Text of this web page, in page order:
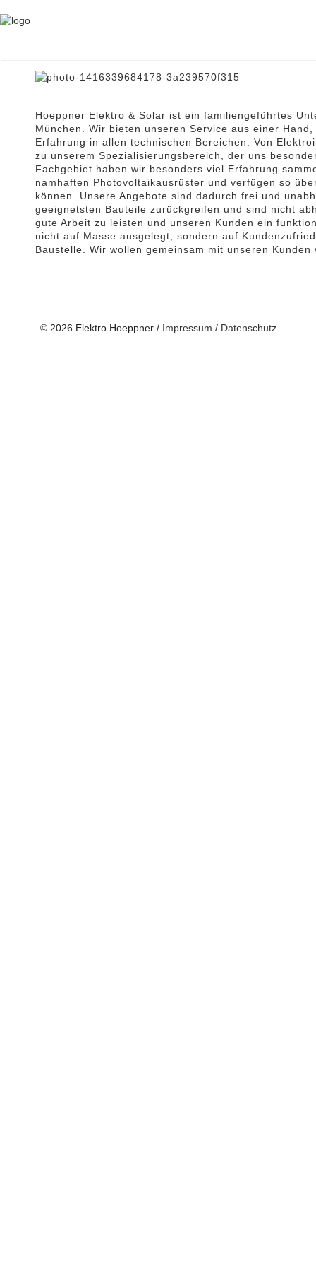
Hoeppner Elektro & Solar ist ein familiengeführtes
München. Wir bieten unseren Service aus einer
Erfahrung in allen technischen Bereichen. Von
zu unserem Spezialisierungsbereich, der uns
Fachgebiet haben wir besonders viel Erfahrung
namhaften Photovoltaikausrüster und verfügen so
können. Unsere Angebote sind dadurch frei und
geeignetsten Bauteile zurückgreifen und sind nicht
gute Arbeit zu leisten und unseren Kunden ein
nicht auf Masse ausgelegt, sondern auf
Baustelle. Wir wollen gemeinsam mit unseren
© 2026 Elektro Hoeppner / Impressum / Datenschutz